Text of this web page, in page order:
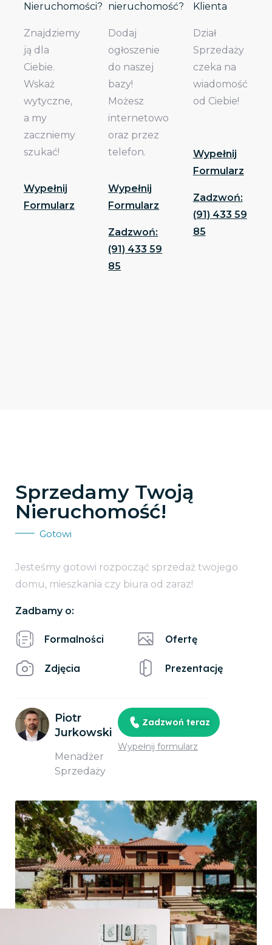
Nieruchomości?
Znajdziemy
ją dla
Ciebie.
Wskaż
wytyczne,
a my
zaczniemy
szukać!
Wypełnij
Formularz
nieruchomość?
Dodaj
ogłoszenie
do naszej
bazy!
Możesz
internetowo
oraz przez
telefon.
Wypełnij
Formularz
Zadzwoń:
(91) 433 59
85
Klienta
Dział
Sprzedaży
czeka na
wiadomość
od Ciebie!
Wypełnij
Formularz
Zadzwoń:
(91) 433 59
85
Sprzedamy Twoją
Nieruchomość!
Gotowi
Jesteśmy gotowi rozpocząć sprzedaż twojego
domu, mieszkania czy biura od zaraz!
Zadbamy o:
Formalności
Zdjęcia
Ofertę
Prezentację
Piotr
Jurkowski
Menadżer
Sprzedaży
Zadzwoń teraz
Wypełnij formularz